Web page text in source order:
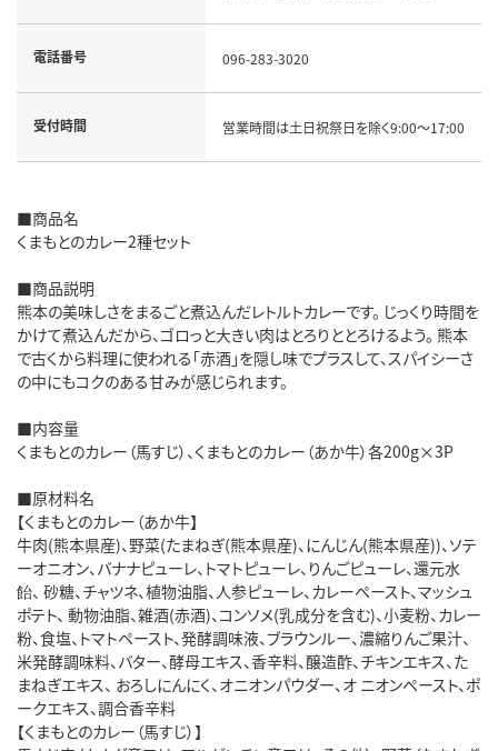
電話番号 096-283-3020
受付時間 営業時間は土日祝祭日を除く9:00～17:00
■商品名
くまもとのカレー2種セット
■商品説明
熊本の美味しさをまるごと煮込んだレトルトカレーです。 じっくり時間を
かけて煮込んだから、ゴロっと大きい肉はとろりととろけるよう。 熊本
で古くから料理に使われる「赤酒」を隠し味でプラスして、スパイシーさ
の中にもコクのある甘みが感じられます。
■内容量
くまもとのカレー（馬すじ）、くまもとのカレー（あか牛）各200g×3P
■原材料名
【くまもとのカレー（あか牛】
牛肉(熊本県産)、野菜(たまねぎ(熊本県産)、にんじん(熊本県産))、ソテ
ーオニオン、バナナピューレ、トマトピューレ、りんごピューレ、還元水
飴、 砂糖、チャツネ、植物油脂、人参ピューレ、カレーペースト、マッシュ
ポテト、 動物油脂、雑酒(赤酒)、コンソメ(乳成分を含む)、小麦粉、カレー
粉、食塩、トマトペースト、発酵調味液、ブラウンルー、濃縮りんご果汁、
米発酵調味料、バター、酵母エキス、香辛料、醸造酢、チキンエキス、た
まねぎエキス、 おろしにんにく、オニオンパウダー、オ ニオンペースト、ポ
ークエキス、調合香辛料
【くまもとのカレー（馬すじ）】